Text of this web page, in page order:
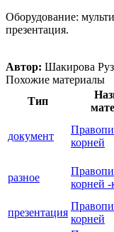
Оборудование:
презентация.
Автор: Шакирова
Похожие материалы
Тип
документ
корней
разное
корней -
презентация
корней